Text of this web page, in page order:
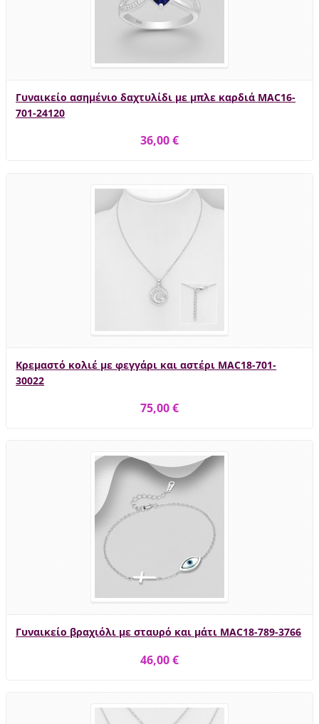
Γυναικείο ασημένιο δαχτυλίδι με μπλε καρδιά MAC16-
701-24120
36,00 €
Κρεμαστό κολιέ με φεγγάρι και αστέρι MAC18-701-
30022
75,00 €
Γυναικείο βραχιόλι με σταυρό και μάτι MAC18-789-3766
46,00 €